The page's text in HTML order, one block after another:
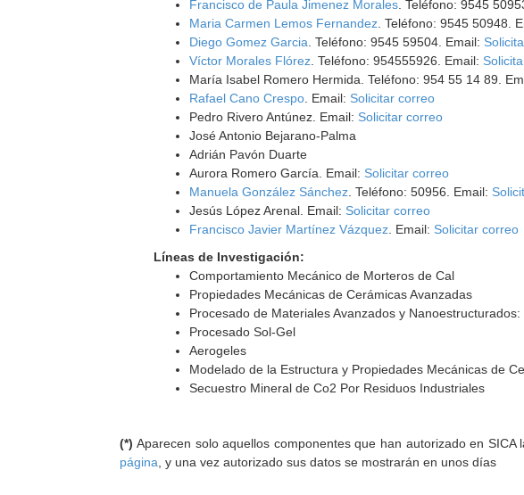
Francisco de Paula Jimenez Morales . Teléfono: 9545
Maria Carmen Lemos Fernandez . Teléfono: 9545 50948.
Diego Gomez Garcia . Teléfono: 9545 59504. Email:
Víctor Morales Flórez . Teléfono: 954555926. Email:
María Isabel Romero Hermida. Teléfono: 954 55 14 89.
Rafael Cano Crespo . Email: Solicitar correo
Pedro Rivero Antúnez. Email: Solicitar correo
José Antonio Bejarano-Palma
Adrián Pavón Duarte
Aurora Romero García. Email: Solicitar correo
Manuela González Sánchez . Teléfono: 50956. Email:
Jesús López Arenal. Email: Solicitar correo
Francisco Javier Martínez Vázquez . Email: Solicitar correo
Líneas de Investigación:
Comportamiento Mecánico de Morteros de Cal
Propiedades Mecánicas de Cerámicas Avanzadas
Procesado de Materiales Avanzados y
Procesado Sol-Gel
Aerogeles
Modelado de la Estructura y Propiedades Mecánicas de
Secuestro Mineral de Co2 Por Residuos Industriales
(*) Aparecen solo aquellos componentes que han autorizado en
página , y una vez autorizado sus datos se mostrarán en unos días